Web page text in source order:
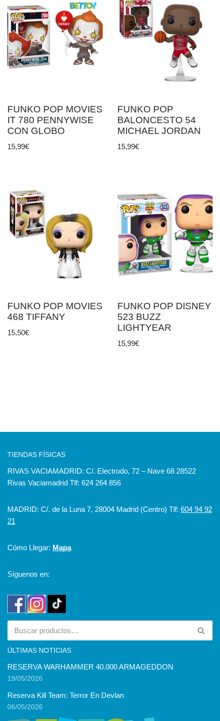
FUNKO POP MOVIES
IT 780 PENNYWISE
CON GLOBO
15,99€
FUNKO POP
BALONCESTO 54
MICHAEL JORDAN
15,99€
FUNKO POP MOVIES
468 TIFFANY
15,50€
FUNKO POP DISNEY
523 BUZZ
LIGHTYEAR
15,99€
TIENDAS FÍSICAS
RIVAS VACIAMADRID: C/. Electrodo, 72 – Nave 68 28522
Rivas Vaciamadrid Tlf: 624 264 856
MADRID: C/. de la Luna 7, 28004 Madrid (Centro) Tlf: 604 94 92
21
Cómo Llegar: Mapa
Síguenos en:
ÚLTIMAS NOTICIAS
RESERVA WARHAMMER 40.000 ARMAGEDDON
19/05/2026
Reserva Kill Team: Terror En Devlan
06/05/2026